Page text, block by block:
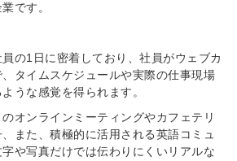
です。
の1日に密着しており、社員がウェブカ
タイムスケジュールや実際の仕事現場
うな感覚を得られます。
オンラインミーティングやカフェテリ
また、積極的に活用される英語コミュ
や写真だけでは伝わりにくいリアルな